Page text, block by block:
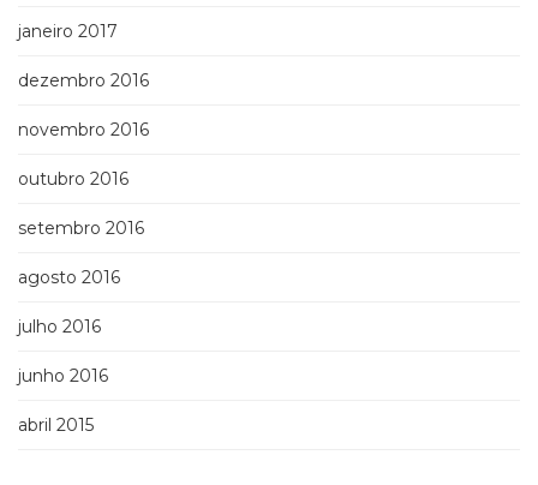
janeiro 2017
dezembro 2016
novembro 2016
outubro 2016
setembro 2016
agosto 2016
julho 2016
junho 2016
abril 2015